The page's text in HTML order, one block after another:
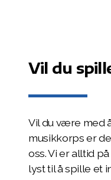
Vil du
Vil du være med
musikkorps er
oss. Vi er alltid
lyst til å spille et